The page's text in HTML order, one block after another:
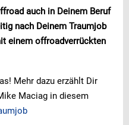
auch in Deinem Beruf
nach Deinem Traumjob
einem offroadverrückten
Mehr dazu erzählt Dir
Maciag in diesem